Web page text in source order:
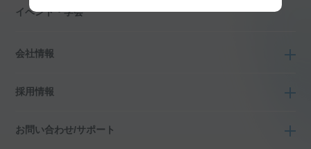
イベント・学会
会社情報
採用情報
お問い合わせ/サポート